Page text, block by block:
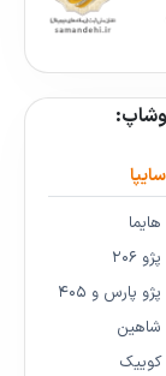
۲۰۶
پارس و ۴۰۵